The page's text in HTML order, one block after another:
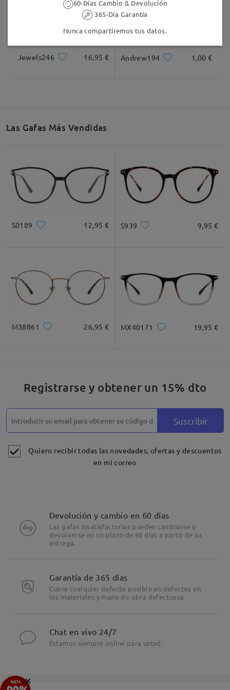
Jewels246 16,95 € Andrew194 1,00 €
Las Gafas Más Vendidas
S0189 12,95 € S939 9,95 €
M38861 26,95 € MX40171 19,95 €
Registrarse y obtener un 15% dto
Suscribir
Quiero recibir todas las novedades, ofertas y descuentos
en mi correo
Devolución y cambio en 60 días
Las gafas insatisfactorias pueden cambiarse o
devolverse en un plazo de 60 días a partir de su
entrega.
Garantía de 365 días
Cubre cualquier defecto posible en defectos en
los materiales y mano do obra defectuosa
Chat en vivo 24/7
Estamos siempre online para usted.
×
60-Días Cambio & Devolución
365-Día Garantía
Nunca compartiremos tus datos.